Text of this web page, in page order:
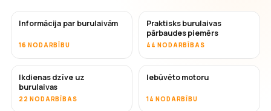
Informācija par burulaivām
16 NODARBĪBU
Praktisks burulaivas
pārbaudes piemērs
44 NODARBĪBAS
Ikdienas dzīve uz
burulaivas
22 NODARBĪBAS
Iebūvēto motoru
14 NODARBĪBU